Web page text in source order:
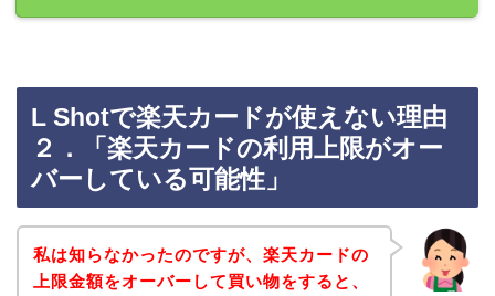
L Shotで楽天カードが使えない理由
２．「楽天カードの利用上限がオー
バーしている可能性」
私は知らなかったのですが、楽天カードの
上限金額をオーバーして買い物をすると、